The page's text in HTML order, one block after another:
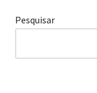
Pesquisar